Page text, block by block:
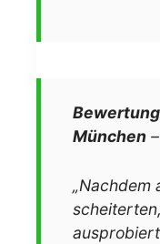
München –
„Nachdem